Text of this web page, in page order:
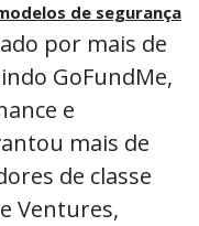
de segurança
por mais de
GoFundMe,
e
mais de
de classe
Ventures,